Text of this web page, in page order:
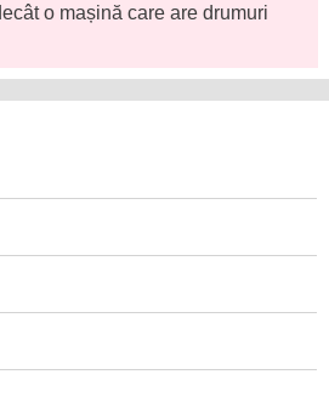
o mașină care are drumuri